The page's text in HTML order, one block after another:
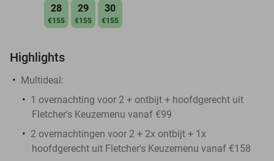
28
€155
29
€155
30
€155
Highlights
Multideal:
1 overnachting voor 2 + ontbijt + hoofdgerecht uit
Fletcher's Keuzemenu vanaf €99
2 overnachtingen voor 2 + 2x ontbijt + 1x
hoofdgerecht uit Fletcher's Keuzemenu vanaf €158